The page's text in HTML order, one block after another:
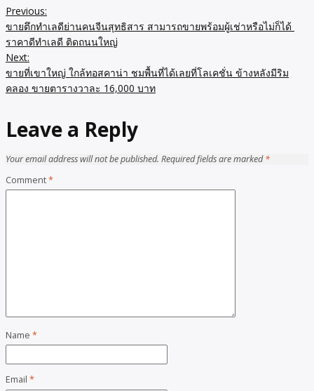
Previous:
ขายตึกทำเลดีย่านคนจีนสุทธิสาร สามารถขายพร้อมผู้เช่าหรือไม่ก็ได้
ราคาดีทำเลดี ติดถนนใหญ่
Next:
ขายที่เขาใหญ่ ใกล้ทอสคาน่า ชมพื้นที่ได้เลยที่โลเคชั่น ข้างหลังมีริม
คลอง ขายตารางวาละ 16,000 บาท
Leave a Reply
Your email address will not be published. Required fields are marked*
Comment*
Name *
Email *